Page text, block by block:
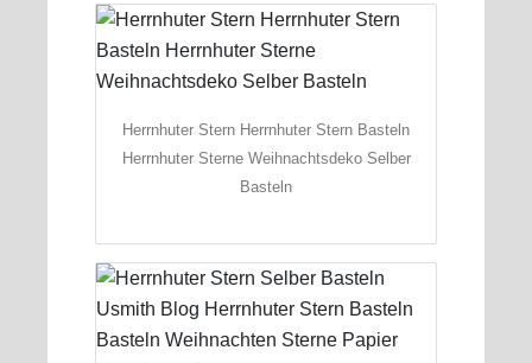
Herrnhuter Stern Herrnhuter Stern Basteln
Herrnhuter Sterne Weihnachtsdeko Selber
Basteln